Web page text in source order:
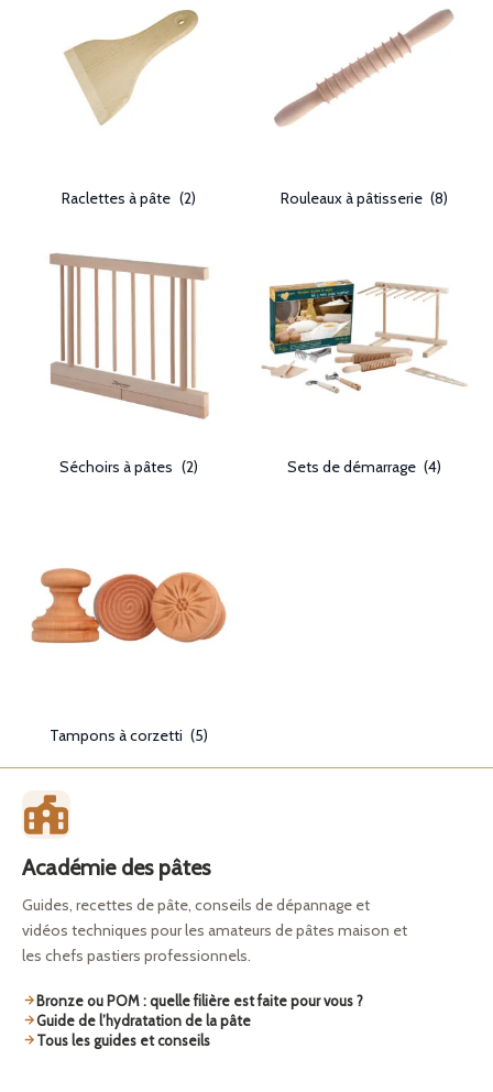
Raclettes à pâte (2) Rouleaux à pâtisserie (8)
Séchoirs à pâtes (2) Sets de démarrage (4)
Tampons à corzetti (5)
Académie des pâtes
Guides, recettes de pâte, conseils de dépannage et
vidéos techniques pour les amateurs de pâtes maison et
les chefs pastiers professionnels.
Bronze ou POM : quelle filière est faite pour vous ?
Guide de l’hydratation de la pâte
Tous les guides et conseils